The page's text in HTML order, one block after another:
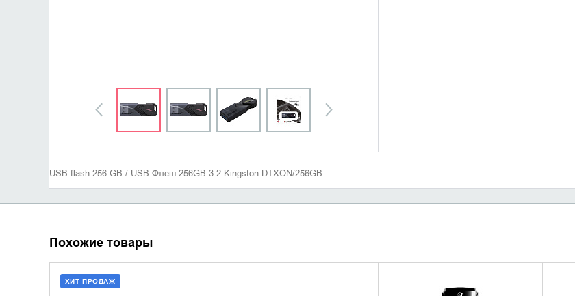
USB flash 256 GB / USB Флеш 256GB 3.2 Kingston DTXON/256GB
Похожие товары
ХИТ ПРОДАЖ